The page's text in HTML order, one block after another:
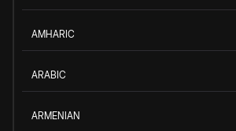
AMHARIC
ARABIC
ARMENIAN